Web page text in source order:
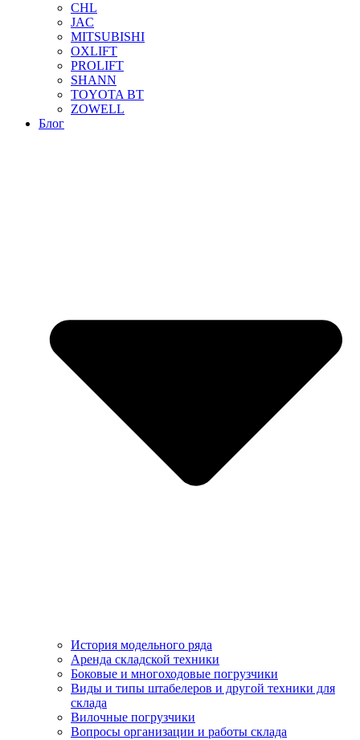
CHL
JAC
MITSUBISHI
OXLIFT
PROLIFT
SHANN
TOYOTA BT
ZOWELL
Блог
История модельного ряда
Аренда складской техники
Боковые и многоходовые погрузчики
Виды и типы штабелеров и другой техники для
склада
Вилочные погрузчики
Вопросы организации и работы склада